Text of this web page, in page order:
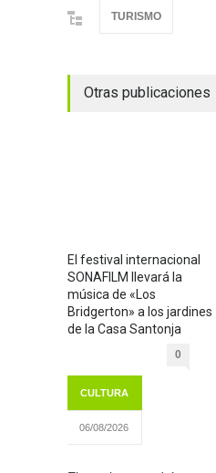
TURISMO
Otras publicaciones
El festival internacional
SONAFILM llevará la
música de «Los
Bridgerton» a los jardines
de la Casa Santonja
0
CULTURA
06/08/2026